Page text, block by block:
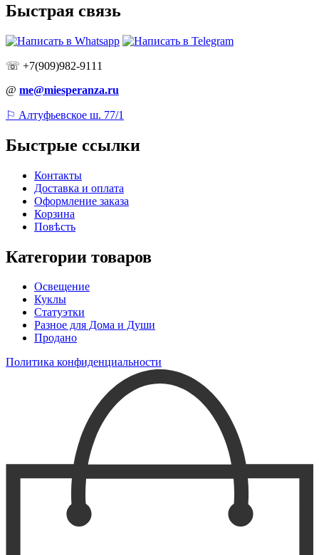
Быстрая связь
☏ +7(909)982-9111
@ me@miesperanza.ru
⚐ Алтуфьевское ш. 77/1
Быстрые ссылки
Контакты
Доставка и оплата
Оформление заказа
Корзина
Повѣсть
Категории товаров
Освещение
Куклы
Статуэтки
Разное для Дома и Души
Продано
Политика конфиденциальности